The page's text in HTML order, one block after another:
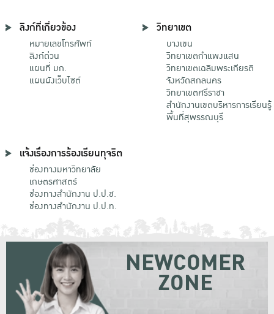
ลิงก์ที่เกี่ยวข้อง
หมายเลขโทรศัพท์
ลิงก์ด่วน
แผนที่ มก.
แผนผังเว็บไซต์
วิทยาเขต
บางเขน
วิทยาเขตกําแพงแสน
วิทยาเขตเฉลิมพระเกียรติ
จังหวัดสกลนคร
วิทยาเขตศรีราชา
สำนักงานเขตบริหารการเรียนรู้
พื้นที่สุพรรณบุรี
แจ้งเรื่องการร้องเรียนทุจริต
ช่องทางมหาวิทยาลัย
เกษตรศาสตร์
ช่องทางสำนักงาน ป.ป.ช.
ช่องทางสำนักงาน ป.ป.ท.
NEWCOMER
ZONE